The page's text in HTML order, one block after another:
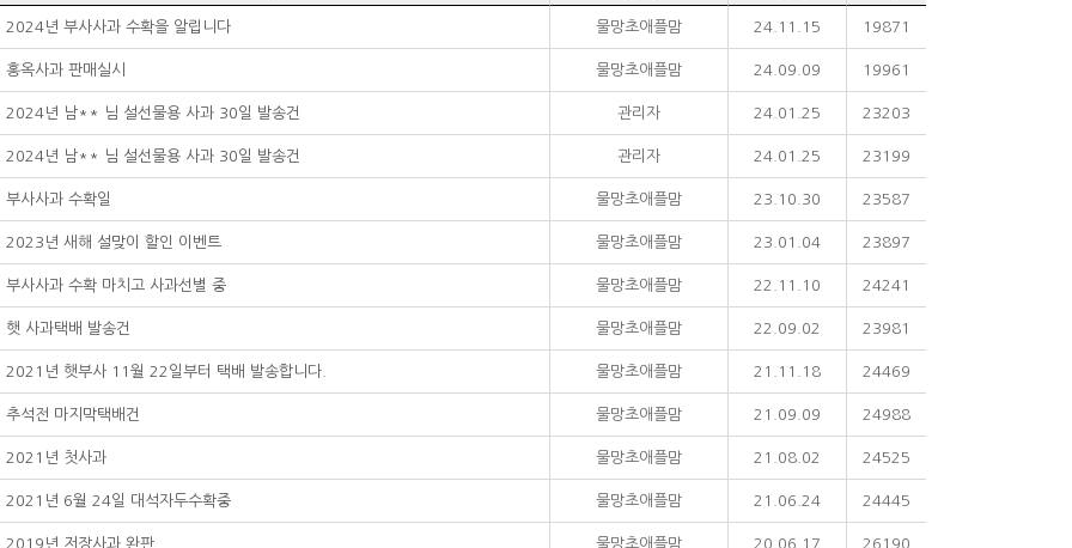
다.
2024년 부사사과 수확을 알립니다 물망초애플맘 24.11.15 19871
홍옥사과 판매실시 물망초애플맘 24.09.09 19961
2024년 남** 님 설선물용 사과 30일 발송건 관리자 24.01.25 23203
2024년 남** 님 설선물용 사과 30일 발송건 관리자 24.01.25 23199
부사사과 수확일 물망초애플맘 23.10.30 23587
2023년 새해 설맞이 할인 이벤트 물망초애플맘 23.01.04 23897
부사사과 수확 마치고 사과선별 중 물망초애플맘 22.11.10 24241
햇 사과택배 발송건 물망초애플맘 22.09.02 23981
2021년 햇부사 11월 22일부터 택배 발송합니다. 물망초애플맘 21.11.18 24469
추석전 마지막택배건 물망초애플맘 21.09.09 24988
2021년 첫사과 물망초애플맘 21.08.02 24525
2021년 6월 24일 대석자두수확중 물망초애플맘 21.06.24 24445
2019년 저장사과 완판 물망초애플맘 20.06.17 26190